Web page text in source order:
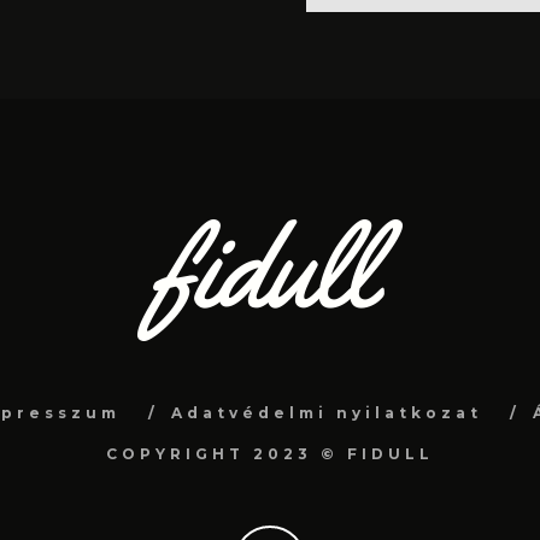
Adatvédelmi nyilatkozat
COPYRIGHT 2023 © FIDULL